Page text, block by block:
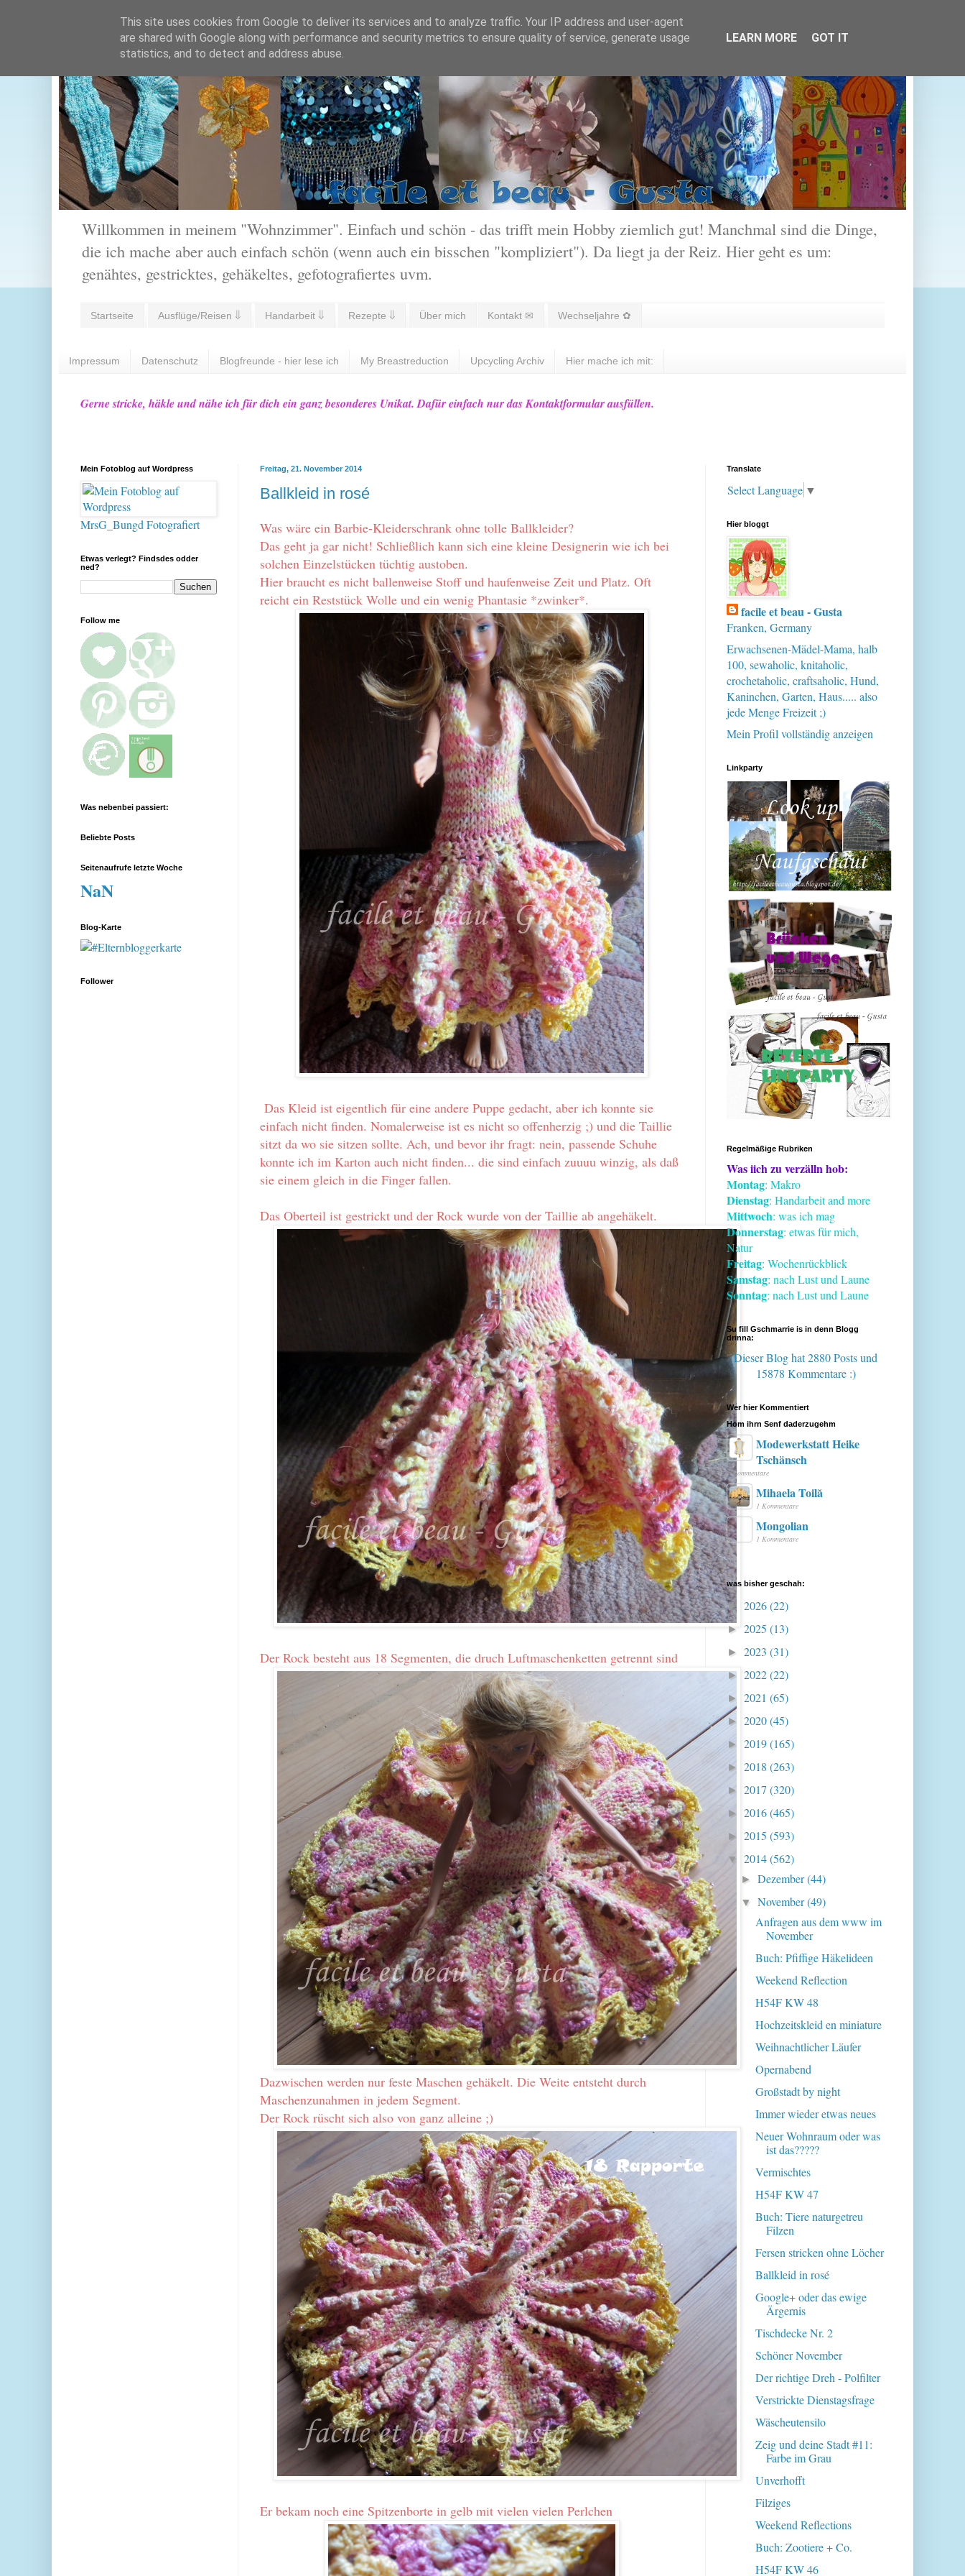
Willkommen in meinem "Wohnzimmer". Einfach und schön - das trifft mein Hobby ziemlich gut! Manchmal sind die Dinge,
die ich mache aber auch einfach schön (wenn auch ein bisschen "kompliziert"). Da liegt ja der Reiz. Hier geht es um:
genähtes, gestricktes, gehäkeltes, gefotografiertes uvm.
Startseite Ausflüge/Reisen ⇓ Handarbeit ⇓ Rezepte ⇓ Über mich Kontakt ✉ Wechseljahre ✿
Impressum Datenschutz Blogfreunde - hier lese ich My Breastreduction Upcycling Archiv Hier mache ich mit:
Gerne stricke, häkle und nähe ich für dich ein ganz besonderes Unikat. Dafür einfach nur das Kontaktformular ausfüllen.
Freitag, 21. November 2014
Ballkleid in rosé
Was wäre ein Barbie-Kleiderschrank ohne tolle Ballkleider?
Das geht ja gar nicht! Schließlich kann sich eine kleine Designerin wie ich bei
solchen Einzelstücken tüchtig austoben.
Hier braucht es nicht ballenweise Stoff und haufenweise Zeit und Platz. Oft
reicht ein Reststück Wolle und ein wenig Phantasie *zwinker*.
Das Kleid ist eigentlich für eine andere Puppe gedacht, aber ich konnte sie
einfach nicht finden. Nomalerweise ist es nicht so offenherzig ;) und die Taillie
sitzt da wo sie sitzen sollte. Ach, und bevor ihr fragt: nein, passende Schuhe
konnte ich im Karton auch nicht finden... die sind einfach zuuuu winzig, als daß
sie einem gleich in die Finger fallen.
Das Oberteil ist gestrickt und der Rock wurde von der Taillie ab angehäkelt.
Der Rock besteht aus 18 Segmenten, die druch Luftmaschenketten getrennt sind
Dazwischen werden nur feste Maschen gehäkelt. Die Weite entsteht durch
Maschenzunahmen in jedem Segment.
Der Rock rüscht sich also von ganz alleine ;)
Er bekam noch eine Spitzenborte in gelb mit vielen vielen Perlchen
Mein Fotoblog auf Wordpress
MrsG_Bungd Fotografiert
Etwas verlegt? Findsdes odder
ned?
Follow me
Was nebenbei passiert:
Beliebte Posts
Seitenaufrufe letzte Woche
NaN
Blog-Karte
Follower
Translate
Select Language ▼
Hier bloggt
facile et beau - Gusta
Franken, Germany
Erwachsenen-Mädel-Mama, halb
100, sewaholic, knitaholic,
crochetaholic, craftsaholic, Hund,
Kaninchen, Garten, Haus..... also
jede Menge Freizeit ;)
Mein Profil vollständig anzeigen
Linkparty
Regelmäßige Rubriken
Was iich zu verzälln hob:
Montag: Makro
Dienstag: Handarbeit and more
Mittwoch: was ich mag
Donnerstag: etwas für mich,
Natur
Freitag: Wochenrückblick
Samstag: nach Lust und Laune
Sonntag: nach Lust und Laune
Su fill Gschmarrie is in denn Blogg
drinna:
Dieser Blog hat 2880 Postsund
15878 Kommentare :)
Wer hier Kommentiert
Hom ihrn Senf daderzugehm
Modewerkstatt Heike
Tschänsch
1 Kommentare
Mihaela Toilă
1 Kommentare
Mongolian
1 Kommentare
was bisher geschah:
► 2026(22)
► 2025 (13)
► 2023 (31)
► 2022(22)
► 2021 (65)
► 2020(45)
► 2019(165)
► 2018 (263)
► 2017 (320)
► 2016(465)
► 2015 (593)
▼ 2014(562)
►Dezember(44)
▼November(49)
Anfragen aus dem www im
November
Buch: Pfiffige Häkelideen
Weekend Reflection
H54F KW 48
Hochzeitskleid en miniature
Weihnachtlicher Läufer
Opernabend
Großstadt by night
Immer wieder etwas neues
Neuer Wohnraum oder was
ist das?????
Vermischtes
H54F KW 47
Buch: Tiere naturgetreu
Filzen
Fersen stricken ohne Löcher
Ballkleid in rosé
Google+ oder das ewige
Ärgernis
Tischdecke Nr. 2
Schöner November
Der richtige Dreh - Polfilter
Verstrickte Dienstagsfrage
Wäscheutensilo
Zeig und deine Stadt #11:
Farbe im Grau
Unverhofft
Filziges
Weekend Reflections
Buch: Zootiere + Co.
H54F KW 46
This site uses cookies from Google to deliver its services and to analyze traffic. Your IP address and user-agent
are shared with Google along with performance and security metrics to ensure quality of service, generate usage
statistics, and to detect and address abuse.
LEARN MORE GOT IT